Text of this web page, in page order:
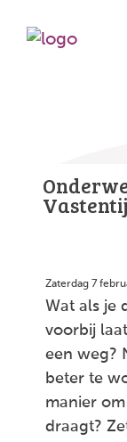
Zaterdag 7
Wat als je
voorbij
een weg?
beter te
manier
draagt?